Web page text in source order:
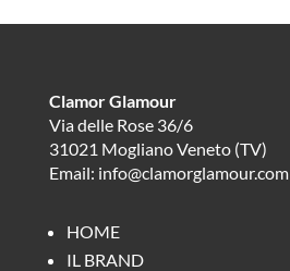
Clamor Glamour
Via delle Rose 36/6
31021 Mogliano Veneto (TV)
Email: info@clamorglamour.com
HOME
IL BRAND